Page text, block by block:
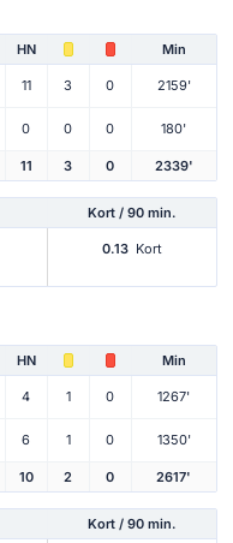
HN Min
11 3 0 2159'
0 0 0 180'
11 3 0 2339'
Kort / 90 min.
0.13 Kort
HN Min
4 1 0 1267'
6 1 0 1350'
10 2 0 2617'
Kort / 90 min.